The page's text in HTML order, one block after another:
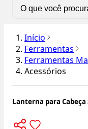
Início
Ferramentas
Ferramentas
Acessórios
Lanterna para Cabeça